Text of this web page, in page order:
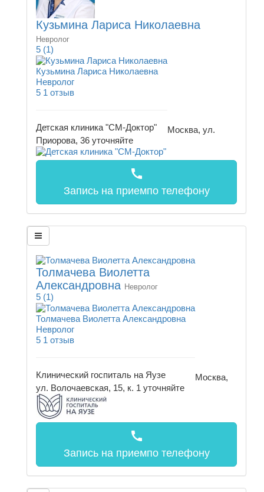
Кузьмина Лариса Николаевна
Невролог
5 (1)
Кузьмина Лариса Николаевна
Невролог
5 1 отзыв
Детская клиника "СМ-Доктор"
Москва, ул.
Приорова, 36 уточняйте
call
Запись на приемпо телефону
Толмачева Виолетта
Александровна Невролог
5 (1)
Толмачева Виолетта Александровна
Невролог
5 1 отзыв
Клинический госпиталь на Яузе
Москва,
ул. Волочаевская, 15, к. 1 уточняйте
call
Запись на приемпо телефону